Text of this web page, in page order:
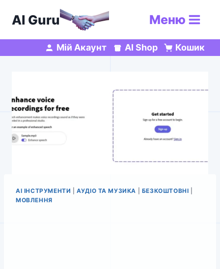
AI Guru Меню
Мій Акаунт AI Shop Кошик
AI ІНСТРУМЕНТИ |АУДІО ТА МУЗИКА БЕЗКОШТОВНІ
МОВЛЕННЯ